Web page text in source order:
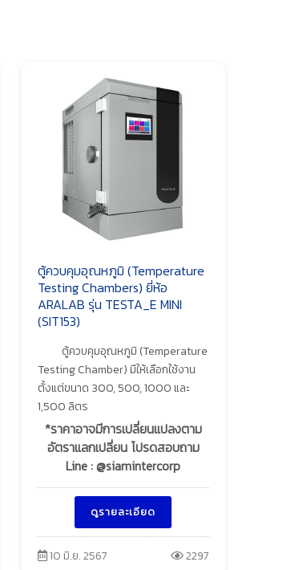
ตู้ควบคุมอุณหภูมิ (Temperature
Testing Chambers) ยี่ห้อ
ARALAB รุ่น TESTA_E MINI
(SIT153)
ตู้ควบคุมอุณหภูมิ (Temperature
Testing Chamber) มีให้เลือกใช้งาน
ตั้งแต่ขนาด 300, 500, 1000 และ
1,500 ลิตร
*ราคาอาจมีการเปลี่ยนแปลงตาม
อัตราแลกเปลี่ยน โปรดสอบถาม
Line : @siamintercorp
ดูรายละเอียด
10 มิ.ย. 2567 2297